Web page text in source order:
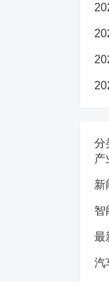
分
产
新
智
最
汽